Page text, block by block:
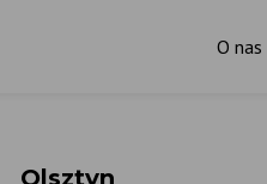
O nas